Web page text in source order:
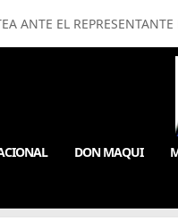
ANTE EL REPRESENTANTE
DON MAQUI